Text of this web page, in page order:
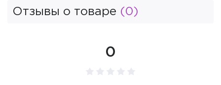
Отзывы о товаре (0)
0